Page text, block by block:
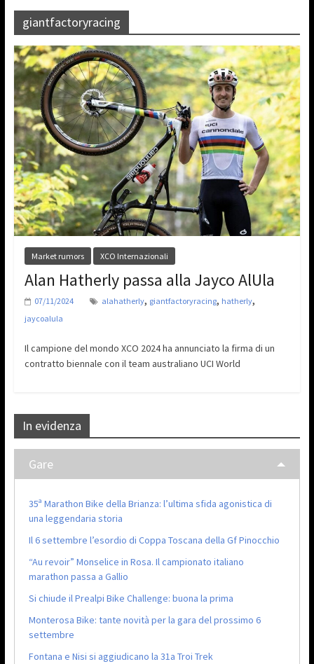
giantfactoryracing
Market rumors XCO Internazionali
Alan Hatherly passa alla Jayco AlUla
07/11/2024 alahatherly, giantfactoryracing, hatherly,
jaycoalula
Il campione del mondo XCO 2024 ha annunciato la firma di un
contratto biennale con il team australiano UCI World
In evidenza
Gare
35ª Marathon Bike della Brianza: l’ultima sfida agonistica di
una leggendaria storia
Il 6 settembre l’esordio di Coppa Toscana della Gf Pinocchio
“Au revoir” Monselice in Rosa. Il campionato italiano
marathon passa a Gallio
Si chiude il Prealpi Bike Challenge: buona la prima
Monterosa Bike: tante novità per la gara del prossimo 6
settembre
Fontana e Nisi si aggiudicano la 31a Troi Trek